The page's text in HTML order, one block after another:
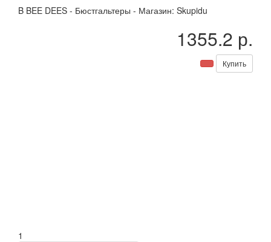
B BEE DEES - Бюстгальтеры - Магазин: Skupidu
1355.2 р.
Купить
1